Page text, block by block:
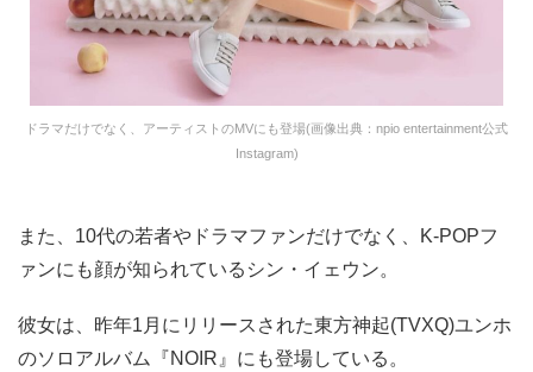
ドラマだけでなく、アーティストのMVにも登場(画像出典：npio entertainment公式
Instagram)
また、10代の若者やドラマファンだけでなく、K-POPフ
ァンにも顔が知られているシン・イェウン。
彼女は、昨年1月にリリースされた東方神起(TVXQ)ユンホ
のソロアルバム『NOIR』にも登場している。